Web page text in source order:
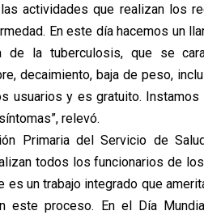
actividades que realizan los
En este día hacemos un
de la tuberculosis, que se
decaimiento, baja de peso,
usuarios y es gratuito.
relevó.
Primaria del Servicio de
todos los funcionarios de
es un trabajo integrado que
este proceso. En el Día